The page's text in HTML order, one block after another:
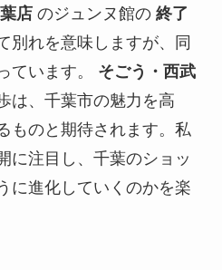
店のジュンヌ館の 終了
別れを意味しますが、同
ています。 そごう・西武
は、千葉市の魅力を高
ものと期待されます。私
に注目し、千葉のショッ
に進化していくのかを楽